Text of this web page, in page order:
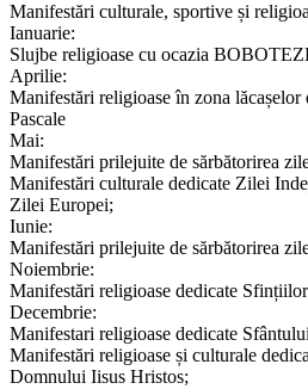
Manifestări culturale, sportive și
Ianuarie:
Slujbe religioase cu ocazia
Aprilie:
Manifestări religioase în zona
Pascale
Mai:
Manifestări prilejuite de sărbătorirea
Manifestări culturale dedicate Zilei
Zilei Europei;
Iunie:
Manifestări prilejuite de sărbătorirea
Noiembrie:
Manifestări religioase dedicate
Decembrie:
Manifestari religioase dedicate
Manifestări religioase și culturale
Domnului Iisus Hristos;